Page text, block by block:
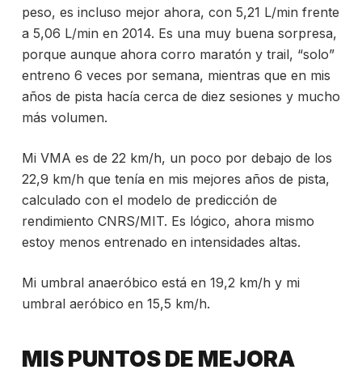
peso, es incluso mejor ahora, con 5,21 L/min frente
a 5,06 L/min en 2014. Es una muy buena sorpresa,
porque aunque ahora corro maratón y trail, “solo”
entreno 6 veces por semana, mientras que en mis
años de pista hacía cerca de diez sesiones y mucho
más volumen.
Mi VMA es de 22 km/h, un poco por debajo de los
22,9 km/h que tenía en mis mejores años de pista,
calculado con el modelo de predicción de
rendimiento CNRS/MIT. Es lógico, ahora mismo
estoy menos entrenado en intensidades altas.
Mi umbral anaeróbico está en 19,2 km/h y mi
umbral aeróbico en 15,5 km/h.
MIS PUNTOS DE MEJORA